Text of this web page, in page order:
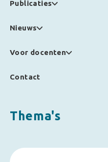
Publicaties
Nieuws
Voor docenten
Contact
Thema's